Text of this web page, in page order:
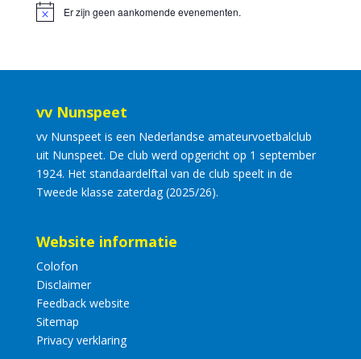
Er zijn geen aankomende evenementen.
vv Nunspeet
vv Nunspeet is een Nederlandse amateurvoetbalclub
uit Nunspeet. De club werd opgericht op 1 september
1924. Het standaardelftal van de club speelt in de
Tweede klasse zaterdag (2025/26).
Website informatie
Colofon
Disclaimer
Feedback website
Sitemap
Privacy verklaring